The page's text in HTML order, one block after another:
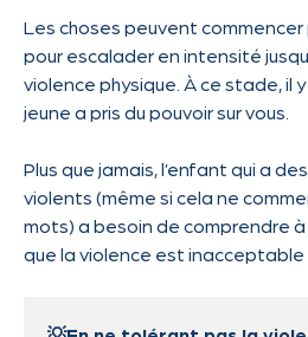
Les choses peuvent
pour escalader en intensité
violence physique. À ce stade, il
jeune a pris du pouvoir sur vous.
Plus que jamais, l’enfant qui a
violents (même si cela ne
mots) a besoin de comprendre
que la violence est inacceptable